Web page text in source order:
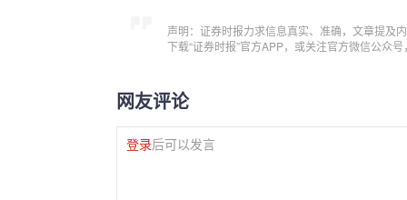
声明：证券时报力求信息真实、准确，文章提及
下载“证券时报”官方APP，或关注官方微信公众
网友评论
登录后可以发言